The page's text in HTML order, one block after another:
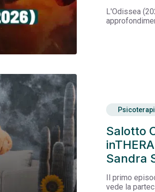
L'Odissea
Salotto
Sandra
Il primo
vede la